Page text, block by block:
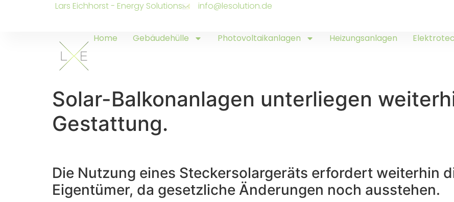
Lars Eichhorst - Energy Solutions info@lesolution.de
Home Gebäudehülle Photovoltaikanlagen Heizungsanlagen
Solar-Balkonanlagen unterliegen
Gestattung.
Die Nutzung eines Steckersolargeräts erfordert weiterhin
Eigentümer, da gesetzliche Änderungen noch ausstehen.